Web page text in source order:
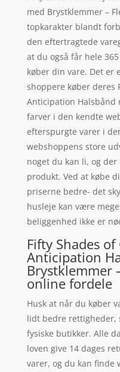
med Brystklemmer –
topkarakter blandt
den eftertragtede
at du også får hele
køber din vare. Det er
shoppere køber deres
Anticipation Halsbånd
farver i den kendte
efterspurgte varer i
webshoppens store
noget du kan li, og
produkt. Ved at købe
priserne bedre- det
husleje kan være
beliggenhed ikke er
Fifty Shades
Anticipation
Brystklemmer
online fordele
Husk at når du køber
lidt bedre rettigheder,
fysiske butikker. Alle
loven give 14 dages
varer, og du kan finde